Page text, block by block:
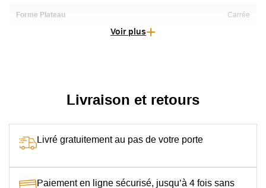
Forme Plateau Carrée
Voir plus
Livraison et retours
Livré gratuitement au pas de votre porte
Paiement en ligne sécurisé, jusqu’à 4 fois sans